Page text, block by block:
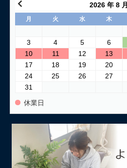
2026 年 8 月
月 火 水 木
3
4 5 6
10
11 12 13
17
18 19 20
24
25 26 27
31
休業日